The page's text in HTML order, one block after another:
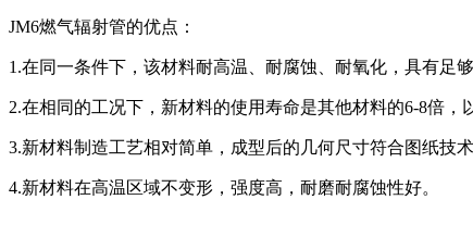
JM6燃气辐射管的优点：
1.在同一条件下，该材料耐高温、耐腐蚀、耐氧化，具有足
2.在相同的工况下，新材料的使用寿命是其他材料的6-8倍，
3.新材料制造工艺相对简单，成型后的几何尺寸符合图纸技术
4.新材料在高温区域不变形，强度高，耐磨耐腐蚀性好。